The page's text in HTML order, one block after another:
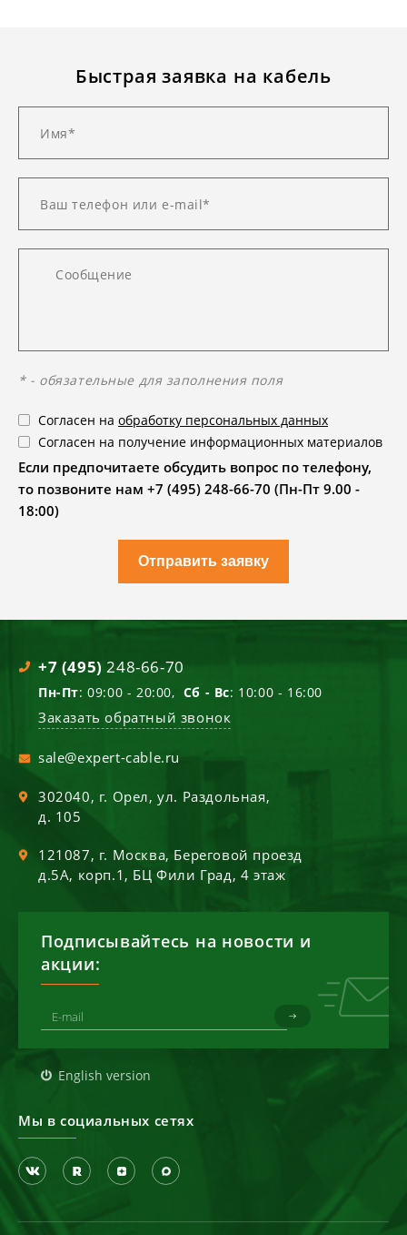
Быстрая заявка на кабель
* - обязательные для заполнения поля
Согласен на обработку персональных данных
Согласен на получение информационных материалов
Если предпочитаете обсудить вопрос по телефону,
то позвоните нам +7 (495) 248-66-70 (Пн-Пт 9.00 -
18:00)
Отправить заявку
+7 (495) 248-66-70
Пн-Пт: 09:00 - 20:00, Сб - Вс: 10:00 - 16:00
Заказать обратный звонок
sale@expert-cable.ru
302040, г. Орел,ул. Раздольная,
д. 105
121087, г. Москва, Береговой проезд
д.5А, корп.1, БЦ Фили Град, 4 этаж
Подписывайтесь на новости и
акции:
English version
Мы в социальных сетях